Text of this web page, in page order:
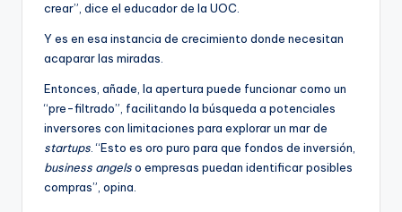
crear”, dice el educador de la UOC.
Y es en esa instancia de crecimiento donde necesitan
acaparar las miradas.
Entonces, añade, la apertura puede funcionar como un
“pre-filtrado”, facilitando la búsqueda a potenciales
inversores con limitaciones para explorar un mar de
startups . “Esto es oro puro para que fondos de inversión,
business angelso empresas puedan identificar posibles
compras”, opina.